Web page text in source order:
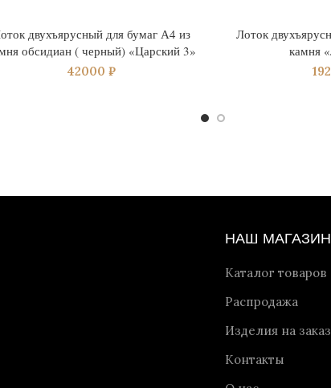
двухъярусный для бумаг А4 из
обсидиан ( черный) «Царский 3»
42000 ₽
Лоток
камня
НАШ МАГАЗИН
Каталог товаров
Распродажа
Изделия на заказ
Контакты